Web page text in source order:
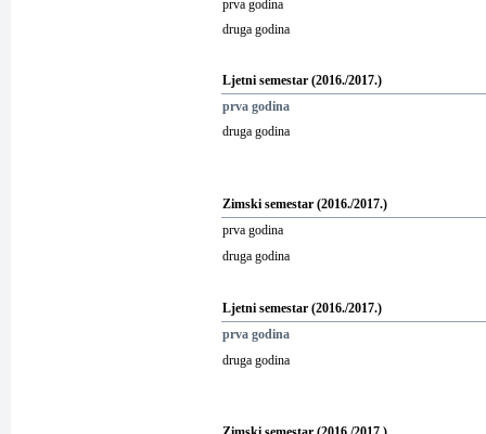
prva godina
druga godina
Ljetni semestar (2016./2017.)
prva godina
druga godina
Zimski semestar (2016./2017.)
prva godina
druga godina
Ljetni semestar (2016./2017.)
prva godina
druga godina